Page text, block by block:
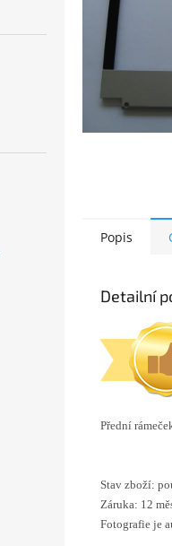
Popis
Detailní
Přední
Stav zboží:
Záruka: 12
Fotografie je